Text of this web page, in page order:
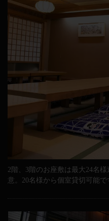
2階、3階のお座敷は最大24名
意。20名様から個室貸切可能